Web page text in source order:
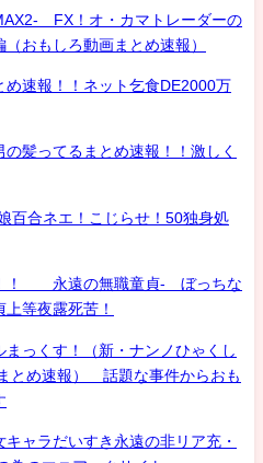
FX！オ・カマトレーダーの
おもしろ動画まとめ速報）
め速報！！ネット乞食DE2000万
髪ってるまとめ速報！！激しく
百合ネエ！こじらせ！50独身処
！！ 永遠の無職童貞- ぼっちな
等夜露死苦！
っくす！（新・ナンノひゃくし
とめ速報） 話題な事件からおも
ャラだいすき永遠の非リア充・